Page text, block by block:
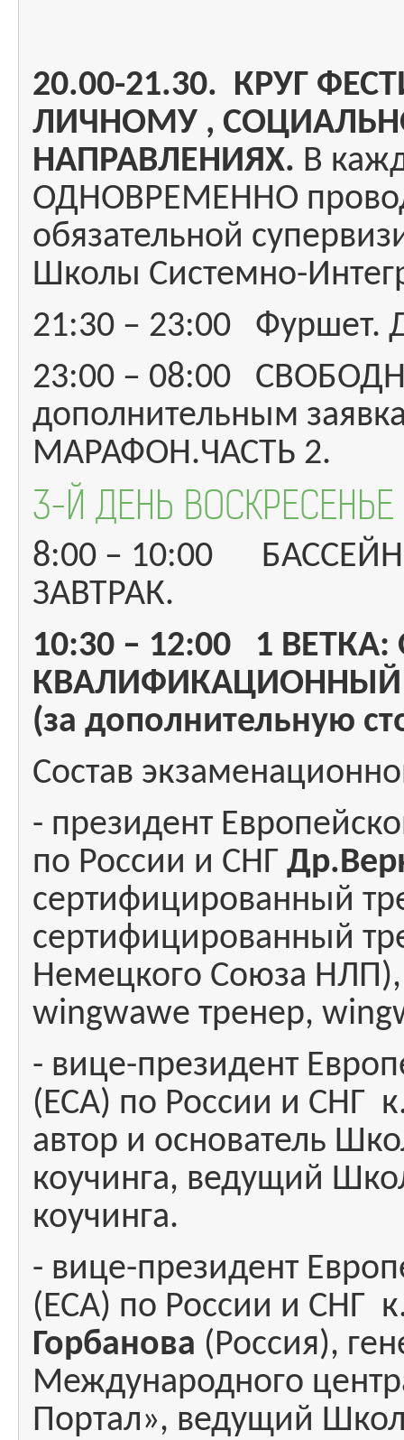
20.00-21.30. КРУГ
ЛИЧНОМУ ,
НАПРАВЛЕНИЯХ. В
ОДНОВРЕМЕННО
обязательной
Школы Системно-
21:30 – 23:00 Фуршет.
23:00 – 08:00
дополнительным
МАРАФОН.ЧАСТЬ 2.
3-Й ДЕНЬ ВОСКРЕСЕНЬЕ
8:00 – 10:00
ЗАВТРАК.
10:30 – 12:00 1
КВАЛИФИКАЦИОННЫЙ
(за дополнительную
Состав
- президент
по России и СНГ
сертифицированный
сертифицированный
Немецкого Союза
wingwawe тренер,
- вице-президент
(ЕСА) по России и СНГ
автор и основатель
коучинга, ведущий
коучинга.
- вице-президент
(ЕСА) по России и СНГ
Горбанова (Россия),
Международного
Портал», ведущий